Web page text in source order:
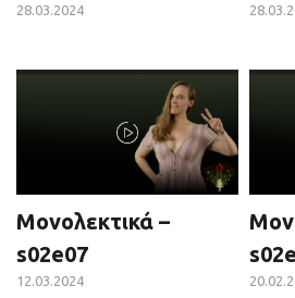
28.03.2024
Μονολεκτικά –
s02e07
12.03.2024